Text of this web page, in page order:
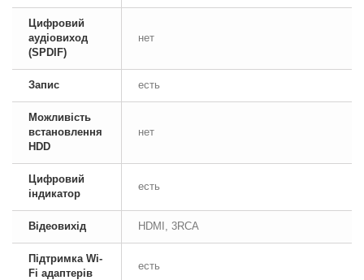
Цифровий
аудіовиход
(SPDIF)
нет
Запис есть
Можливість
встановлення
HDD
нет
Цифровий
індикатор
есть
Відеовихід HDMI, 3RCA
Підтримка Wi-
Fi адаптерів
есть